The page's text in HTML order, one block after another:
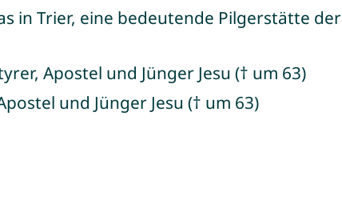
in Trier, eine bedeutende Pilgerstätte der
Apostel und Jünger Jesu († um 63)
und Jünger Jesu († um 63)